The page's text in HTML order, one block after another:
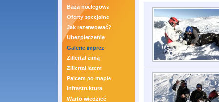
Baza noclegowa
Oferty specjalne
Jak rezerwować?
Ubezpieczenie
Galerie imprez
Zillertal zimą
Zillertal latem
Palcem po mapie
Infrastruktura
Warto wiedzieć